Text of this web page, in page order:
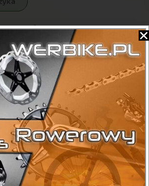
,Rama 19",Trekkingowe
dostępność:
48 575 198 021
TECHNICZNE
HERRMANS
KASETA SHIMANO CS-